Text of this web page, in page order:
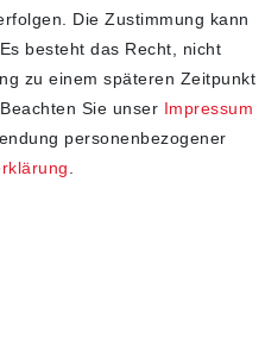
Die Zustimmung kann
besteht das Recht, nicht
zu einem späteren Zeitpunkt
Sie unser Impressum
personenbezogener